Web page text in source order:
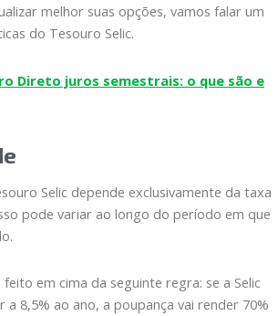
melhor suas opções, vamos falar um
do Tesouro Selic.
Direto juros semestrais: o que são e
Selic depende exclusivamente da taxa
pode variar ao longo do período em que
feito em cima da seguinte regra: se a Selic
a 8,5% ao ano, a poupança vai render 70%